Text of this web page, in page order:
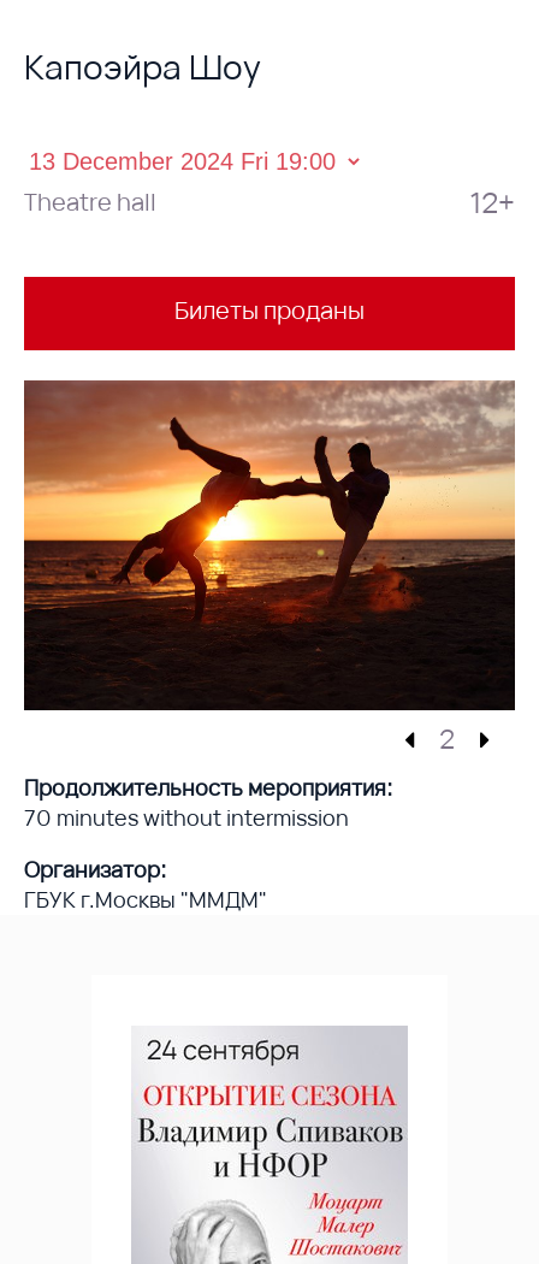
Капоэйра Шоу
Theatre hall 12+
Билеты проданы
2
Продолжительность мероприятия:
70 minutes without intermission
Организатор:
ГБУК г.Москвы "ММДМ"